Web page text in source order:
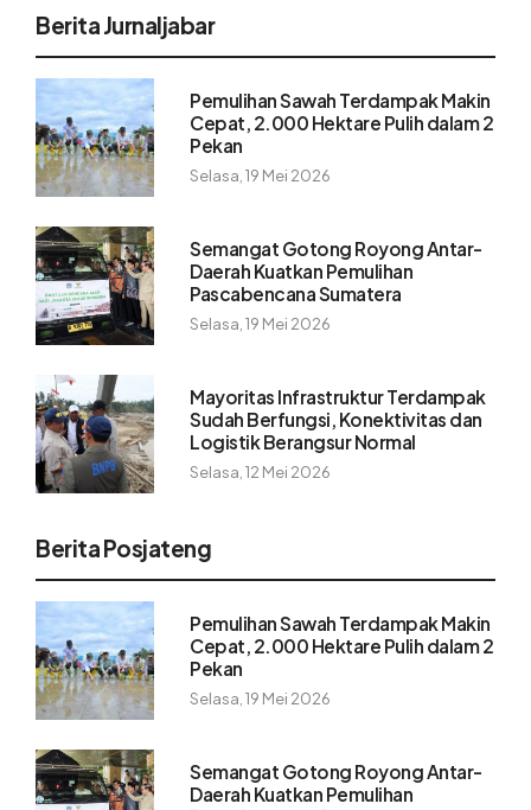
Berita Jurnaljabar
Pemulihan Sawah Terdampak Makin
Cepat, 2.000 Hektare Pulih dalam 2
Pekan
Selasa, 19 Mei 2026
Semangat Gotong Royong Antar-
Daerah Kuatkan Pemulihan
Pascabencana Sumatera
Selasa, 19 Mei 2026
Mayoritas Infrastruktur Terdampak
Sudah Berfungsi, Konektivitas dan
Logistik Berangsur Normal
Selasa, 12 Mei 2026
Berita Posjateng
Pemulihan Sawah Terdampak Makin
Cepat, 2.000 Hektare Pulih dalam 2
Pekan
Selasa, 19 Mei 2026
Semangat Gotong Royong Antar-
Daerah Kuatkan Pemulihan